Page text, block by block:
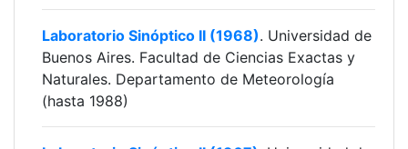
Laboratorio Sinóptico II (1968). Universidad de
Buenos Aires. Facultad de Ciencias Exactas y
Naturales. Departamento de Meteorología
(hasta 1988)